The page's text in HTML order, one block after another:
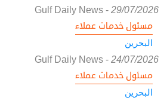
Gulf Daily News- 29/07/2026
مسئول خدمات عملاء
البحرين
Gulf Daily News- 24/07/2026
مسئول خدمات عملاء
البحرين